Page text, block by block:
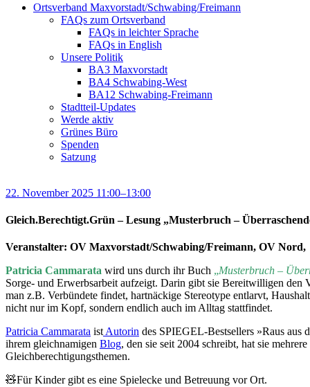
Ortsverband Maxvorstadt/Schwabing/Freimann
FAQs zum Ortsverband
FAQs in leichter Sprache
FAQs in English
Unsere Politik
BA3 Maxvorstadt
BA4 Schwabing-West
BA12 Schwabing-Freimann
Stadtteil-Updates
Werde aktiv
Grünes Büro
Spenden
Satzung
22. November 2025 11:00–13:00
Gleich.Berechtigt.Grün – Lesung „Musterbruch –
Veranstalter: OV Maxvorstadt/Schwabing/Freimann, OV Nord,
Patricia Cammarata wird uns durch ihr Buch „Musterbruch –
Sorge- und Erwerbsarbeit aufzeigt. Darin gibt sie Bereitwilligen den
man z.B. Verbündete findet, hartnäckige Stereotype entlarvt,
nicht nur im Kopf, sondern endlich auch im Alltag stattfindet.
Patricia Cammarata ist Autorin des SPIEGEL-Bestsellers »Raus
ihrem gleichnamigen Blog, den sie seit 2004 schreibt, hat sie
Gleichberechtigungsthemen.
🧸Für Kinder gibt es eine Spielecke und Betreuung vor Ort.